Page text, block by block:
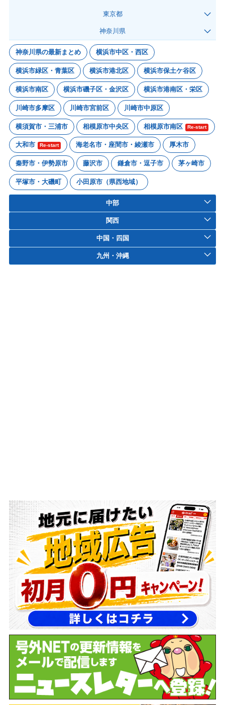
東京都
神奈川県
神奈川県の最新まとめ 横浜市中区・西区
横浜市緑区・青葉区 横浜市港北区 横浜市保土ケ谷区
横浜市南区 横浜市磯子区・金沢区 横浜市港南区・栄区
川崎市多摩区 川崎市宮前区 川崎市中原区
横須賀市・三浦市 相模原市中央区 相模原市南区 Re-start
大和市 Re-start 海老名市・座間市・綾瀬市 厚木市
秦野市・伊勢原市 藤沢市 鎌倉市・逗子市 茅ヶ崎市
平塚市・大磯町 小田原市（県西地域）
中部
関西
中国・四国
九州・沖縄